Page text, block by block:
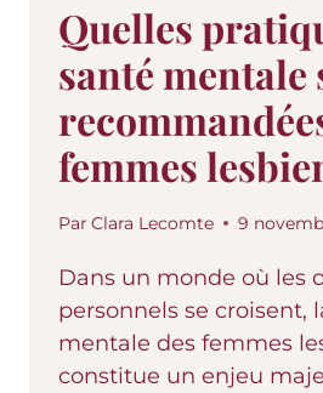
Quelles
santé mentale
femmes
Par Clara Lecomte 9
Dans un monde où les
personnels se croisent,
mentale des femmes
constitue un enjeu